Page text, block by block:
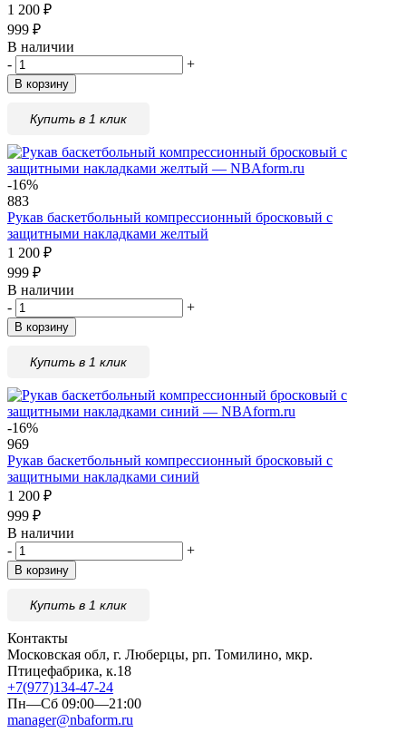
1 200 ₽
999 ₽
В наличии
-
+
В корзину
Купить в 1 клик
-16%
883
Рукав баскетбольный компрессионный бросковый с
защитными накладками желтый
1 200 ₽
999 ₽
В наличии
-
+
В корзину
Купить в 1 клик
-16%
969
Рукав баскетбольный компрессионный бросковый с
защитными накладками синий
1 200 ₽
999 ₽
В наличии
-
+
В корзину
Купить в 1 клик
Контакты
Московская обл, г. Люберцы, рп. Томилино, мкр.
Птицефабрика, к.18
+7(977)134-47-24
Пн—Сб 09:00—21:00
manager@nbaform.ru